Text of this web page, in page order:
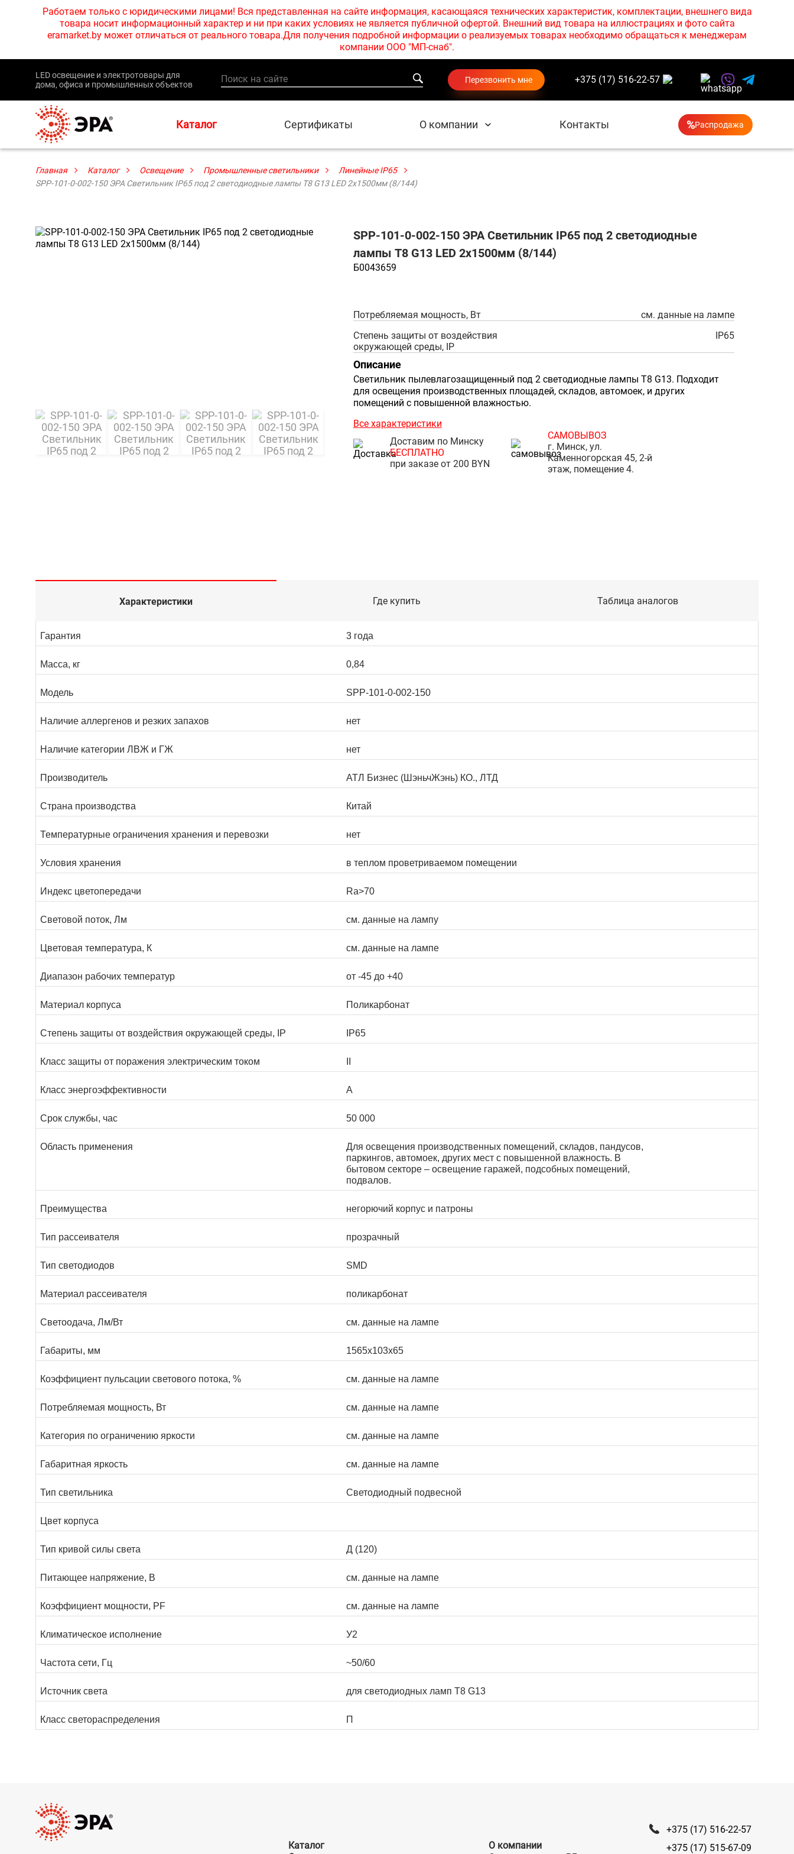
Работаем только с юридическими лицами! Вся представленная на сайте информация, касающаяся технических характеристик, комплектации, внешнего вида
товара носит информационный характер и ни при каких условиях не является публичной офертой. Внешний вид товара на иллюстрациях и фото сайта
eramarket.by может отличаться от реального товара.Для получения подробной информации о реализуемых товарах необходимо обращаться к менеджерам
компании ООО "МП-снаб".
LED освещение и электротовары для
дома, офиса и промышленных объектов
Перезвонить мне +375 (17) 516-22-57
Каталог Сертификаты О компании Контакты Распродажа
Главная Каталог Освещение Промышленные светильники
Линейные IP65
SPP-101-0-002-150 ЭРА Светильник IP65 под 2 светодиодные лампы T8 G13 LED 2x1500мм (8/144)
SPP-101-0-002-150 ЭРА Светильник IP65 под 2 светодиодные
лампы T8 G13 LED 2x1500мм (8/144)
Б0043659
Потребляемая мощность, Вт
см. данные на лампе
Степень защиты от воздействия
окружающей среды, IP
IP65
Описание
Светильник пылевлагозащищенный под 2 светодиодные лампы T8 G13. Подходит
для освещения производственных площадей, складов, автомоек, и других
помещений с повышенной влажностью.
Все характеристики
Доставим по Минску
БЕСПЛАТНО
при заказе от 200 BYN
САМОВЫВОЗ
г. Минск, ул.
Каменногорская 45, 2-й
этаж, помещение 4.
Характеристики Где купить Таблица аналогов
Гарантия 3 года
Масса, кг 0,84
Модель SPP-101-0-002-150
Наличие аллергенов и резких запахов нет
Наличие категории ЛВЖ и ГЖ нет
Производитель АТЛ Бизнес (ШэньчЖэнь) КО., ЛТД
Страна производства Китай
Температурные ограничения хранения и перевозки нет
Условия хранения в теплом проветриваемом помещении
Индекс цветопередачи Ra>70
Световой поток, Лм см. данные на лампу
Цветовая температура, К см. данные на лампе
Диапазон рабочих температур от -45 до +40
Материал корпуса Поликарбонат
Степень защиты от воздействия окружающей среды, IP IP65
Класс защиты от поражения электрическим током
Класс энергоэффективности А
Срок службы, час 50 000
Область применения
Для освещения производственных помещений, складов, пандусов,
паркингов, автомоек, других мест с повышенной влажность. В
бытовом секторе – освещение гаражей, подсобных помещений,
подвалов.
Преимущества негорючий корпус и патроны
Тип рассеивателя прозрачный
Тип светодиодов SMD
Материал рассеивателя поликарбонат
Светоодача, Лм/Вт см. данные на лампе
Габариты, мм 1565х103х65
Коэффициент пульсации светового потока, % см. данные на лампе
Потребляемая мощность, Вт см. данные на лампе
Категория по ограничению яркости см. данные на лампе
Габаритная яркость см. данные на лампе
Тип светильника Светодиодный подвесной
Цвет корпуса
Тип кривой силы света Д (120)
Питающее напряжение, В см. данные на лампе
Коэффициент мощности, PF см. данные на лампе
Климатическое исполнение У2
Частота сети, Гц ~50/60
Источник света для светодиодных ламп T8 G13
Класс светораспределения П
Каталог
О компании
+375 (17) 516-22-57
+375 (17) 515-67-09